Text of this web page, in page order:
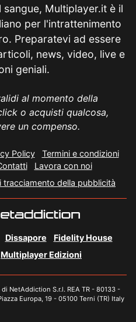
Multiplayer.it è il
per l'intrattenimento
Preparatevi ad essere
news, video, live e
geniali.
al momento della
o acquisti qualcosa,
un compenso.
Policy
Termini e condizioni
Lavora con noi
della pubblicità
Dissapore
Fidelity House
Multiplayer Edizioni
NetAddiction S.r.l. REA TR - 80133 -
Europa, 19 - 05100 Terni (TR) Italy